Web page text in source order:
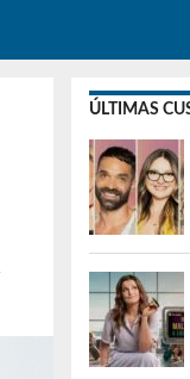
ÚLTIMAS